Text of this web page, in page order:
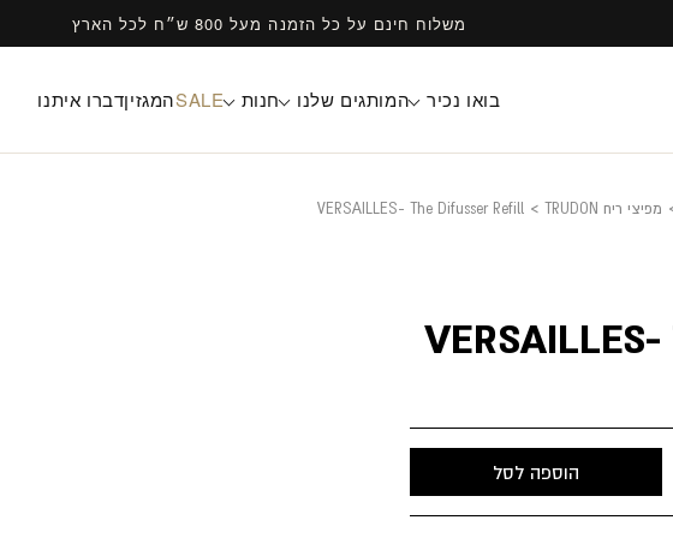
משלוח חינם על כל הזמנה מעל 800 ש״ח לכל הארץ
בואו נכיר המותגים שלנו חנות SALEהמגזיןדברו איתנו
מפיצי ריח TRUDON >
VERSAILLES- The Difusser Refill
הוספה לסל